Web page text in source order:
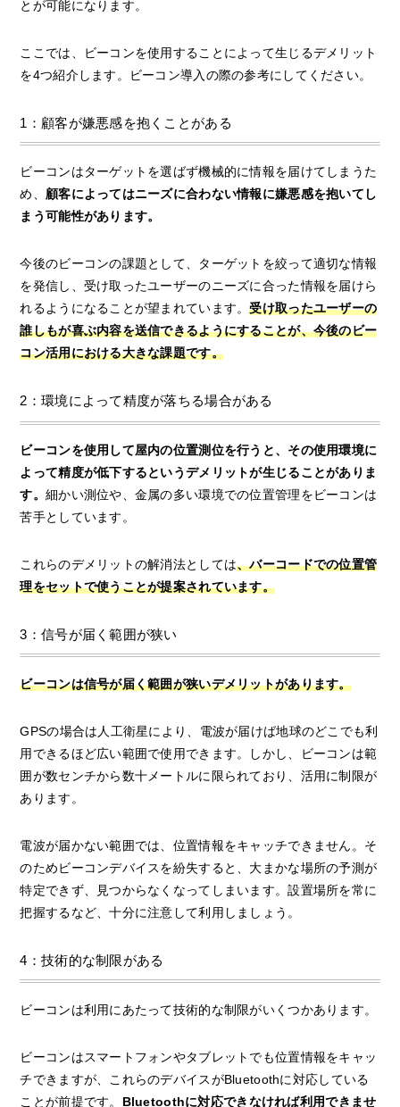
とが可能になります。
ここでは、ビーコンを使用することによって生じるデメリット
を4つ紹介します。ビーコン導入の際の参考にしてください。
1：顧客が嫌悪感を抱くことがある
ビーコンはターゲットを選ばず機械的に情報を届けてしまうた
め、 顧客によってはニーズに合わない情報に嫌悪感を抱いてし
まう可能性があります。
今後のビーコンの課題として、ターゲットを絞って適切な情報
を発信し、受け取ったユーザーのニーズに合った情報を届けら
れるようになることが望まれています。受け取ったユーザーの
誰しもが喜ぶ内容を送信できるようにすることが、今後のビー
コン活用における大きな課題です。
2：環境によって精度が落ちる場合がある
ビーコンを使用して屋内の位置測位を行うと、その使用環境に
よって精度が低下するというデメリットが生じることがありま
す。 細かい測位や、金属の多い環境での位置管理をビーコンは
苦手としています。
これらのデメリットの解消法としては、バーコードでの位置管
理をセットで使うことが提案されています。
3：信号が届く範囲が狭い
ビーコンは信号が届く範囲が狭いデメリットがあります。
GPSの場合は人工衛星により、電波が届けば地球のどこでも利
用できるほど広い範囲で使用できます。しかし、ビーコンは範
囲が数センチから数十メートルに限られており、活用に制限が
あります。
電波が届かない範囲では、位置情報をキャッチできません。そ
のためビーコンデバイスを紛失すると、大まかな場所の予測が
特定できず、見つからなくなってしまいます。設置場所を常に
把握するなど、十分に注意して利用しましょう。
4：技術的な制限がある
ビーコンは利用にあたって技術的な制限がいくつかあります。
ビーコンはスマートフォンやタブレットでも位置情報をキャッ
チできますが、これらのデバイスがBluetoothに対応している
ことが前提です。 Bluetoothに対応できなければ利用できませ